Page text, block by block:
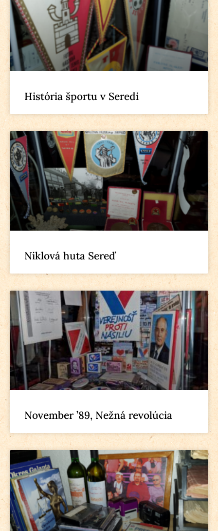
História športu v Seredi
Niklová huta Sereď
November ’89, Nežná revolúcia